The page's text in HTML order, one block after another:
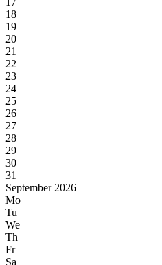
18
19
20
21
22
23
24
25
26
27
28
29
30
31
September 2026
Mo
Tu
We
Th
Fr
Sa